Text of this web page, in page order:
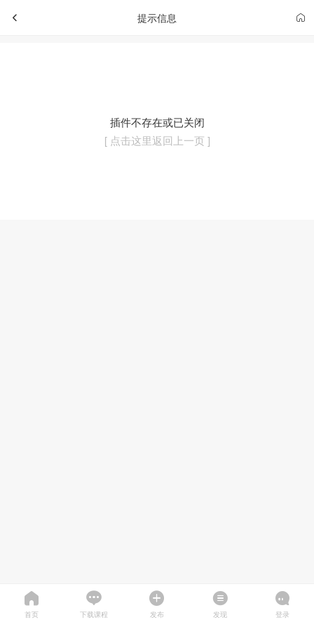
提示信息
插件不存在或已关闭
[ 点击这里返回上一页 ]
首页 下载课程 发布 发现 登录